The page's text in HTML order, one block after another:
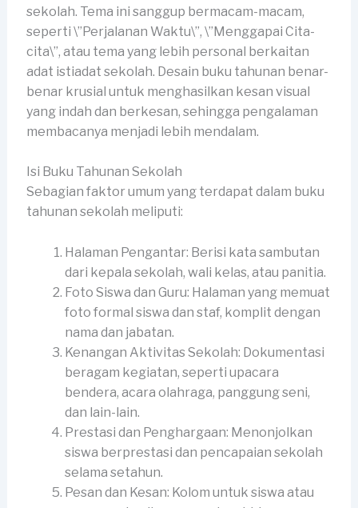
sekolah. Tema ini sanggup bermacam-macam,
seperti \”Perjalanan Waktu\”, \”Menggapai Cita-
cita\”, atau tema yang lebih personal berkaitan
adat istiadat sekolah. Desain buku tahunan benar-
benar krusial untuk menghasilkan kesan visual
yang indah dan berkesan, sehingga pengalaman
membacanya menjadi lebih mendalam.
Isi Buku Tahunan Sekolah
Sebagian faktor umum yang terdapat dalam buku
tahunan sekolah meliputi:
Halaman Pengantar: Berisi kata sambutan
dari kepala sekolah, wali kelas, atau panitia.
Foto Siswa dan Guru: Halaman yang memuat
foto formal siswa dan staf, komplit dengan
nama dan jabatan.
Kenangan Aktivitas Sekolah: Dokumentasi
beragam kegiatan, seperti upacara
bendera, acara olahraga, panggung seni,
dan lain-lain.
Prestasi dan Penghargaan: Menonjolkan
siswa berprestasi dan pencapaian sekolah
selama setahun.
Pesan dan Kesan: Kolom untuk siswa atau